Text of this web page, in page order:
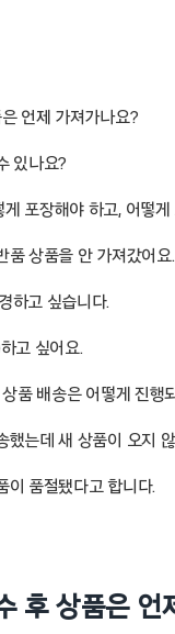
언제 가져가나요?
있나요?
포장해야 하고, 어떻
품 상품을 안 가져갔어요.
하고 싶습니다.
고 싶어요.
품 배송은 어떻게 진행
했는데 새 상품이 오지
이 품절됐다고 합니다.
후 상품은 언